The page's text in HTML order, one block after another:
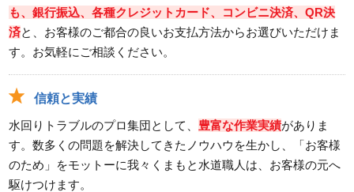
も、銀行振込、各種クレジットカード、コンビニ決済、QR決
済と、お客様のご都合の良いお支払方法からお選びいただけま
す。お気軽にご相談ください。
信頼と実績
水回りトラブルのプロ集団として、 豊富な作業実績がありま
す。数多くの問題を解決してきたノウハウを生かし、「お客様
のため」をモットーに我々くまもと水道職人は、お客様の元へ
駆けつけます。